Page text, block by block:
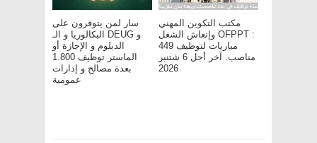
سار لمن يتوفرون على
البكالوريا و الـ DEUG و
الدبلوم و الإجازة أو
الماستر توظيف 1.800
بعدة مصالح و إدارات
عمومية
مكتب التكوين المهني
وإنعاش الشغل OFPPT :
مباريات لتوظيف 449
مناصب. آخر أجل 6 شتنبر
2026